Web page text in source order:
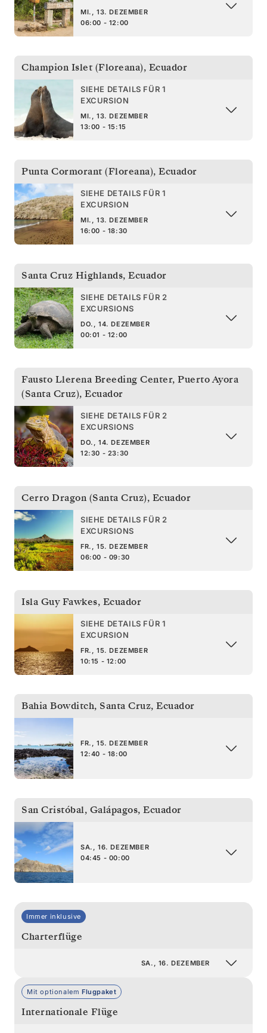
MI., 13. DEZEMBER
06:00 - 12:00
Champion Islet (Floreana), Ecuador
SIEHE DETAILS FÜR 1
EXCURSION
MI., 13. DEZEMBER
13:00 - 15:15
Punta Cormorant (Floreana), Ecuador
SIEHE DETAILS FÜR 1
EXCURSION
MI., 13. DEZEMBER
16:00 - 18:30
Santa Cruz Highlands, Ecuador
SIEHE DETAILS FÜR 2
EXCURSIONS
DO., 14. DEZEMBER
00:01 - 12:00
Fausto Llerena Breeding Center, Puerto Ayora
(Santa Cruz), Ecuador
SIEHE DETAILS FÜR 2
EXCURSIONS
DO., 14. DEZEMBER
12:30 - 23:30
Cerro Dragon (Santa Cruz), Ecuador
SIEHE DETAILS FÜR 2
EXCURSIONS
FR., 15. DEZEMBER
06:00 - 09:30
Isla Guy Fawkes, Ecuador
SIEHE DETAILS FÜR 1
EXCURSION
FR., 15. DEZEMBER
10:15 - 12:00
Bahia Bowditch, Santa Cruz, Ecuador
FR., 15. DEZEMBER
12:40 - 18:00
San Cristóbal, Galápagos, Ecuador
SA., 16. DEZEMBER
04:45 - 00:00
Immer inklusive
Charterflüge
SA., 16. DEZEMBER
Mit optionalem Flugpaket
Internationale Flüge